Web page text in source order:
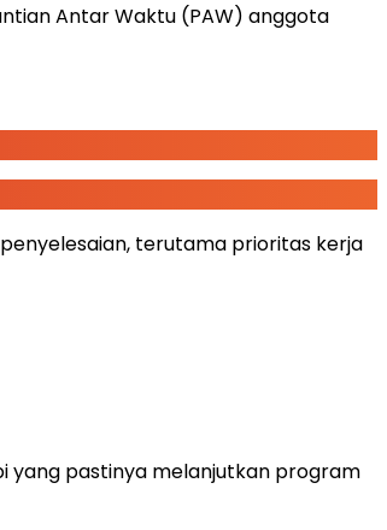
Antar Waktu (PAW) anggota
terutama prioritas kerja
yang pastinya melanjutkan program